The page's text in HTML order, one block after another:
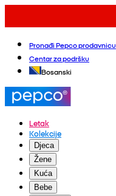
Pronađi Pepco prodavnicu
Centar za podršku
Bosanski
Letak
Kolekcije
Djeca
Žene
Kuća
Bebe